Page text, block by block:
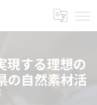
現する理想の
の自然素材活